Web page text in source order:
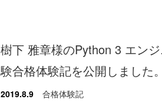
樹下 雅章様のPython 3 エン
験合格体験記を公開しました。
2019.8.9 合格体験記